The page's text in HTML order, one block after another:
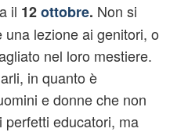
il 12ottobre. Non si
una lezione ai genitori, o
nel loro mestiere.
in quanto è
e donne che non
educatori, ma